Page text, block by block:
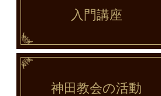
入門講座
神田教会の活動